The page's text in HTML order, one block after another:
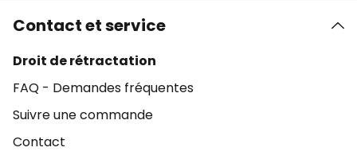
Contact et service
Droit de rétractation
FAQ - Demandes fréquentes
Suivre une commande
Contact